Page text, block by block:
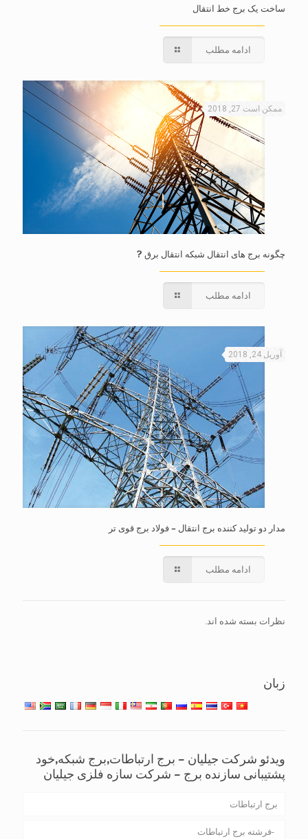
ساخت یک برج خط انتقال
ادامه مطلب
ممکن است 27, 2018
چگونه برج های انتقال شبکه انتقال برق ?
ادامه مطلب
آوریل 24, 2018
مدار دو تولید کننده برج انتقال – فولاد برج قوی تر
ادامه مطلب
نظرات بسته شده اند.
زبان
ویدئو شرکت جیلیان – برج ارتباطات,برج شبکه,خود
پشتیبانی سازنده برج – شرکت سازه فلزی جیلیان
برج ارتباطات
فرشته برج ارتباطات